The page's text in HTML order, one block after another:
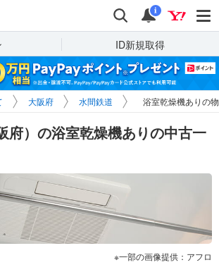
検索 通知
i
ID新規取得
大阪府 水間鉄道 浴室乾燥機ありの
府）の浴室乾燥機ありの中古一
一部の画像提供：アフロ